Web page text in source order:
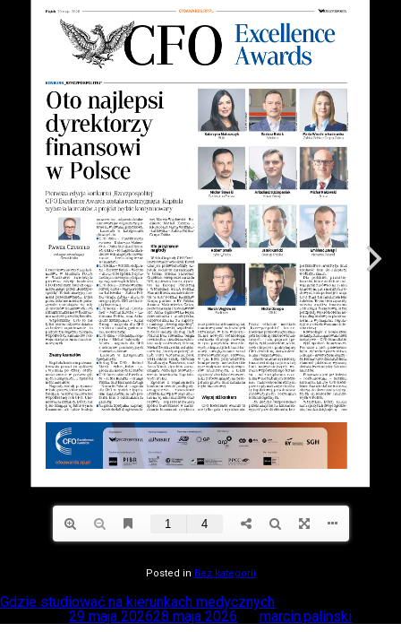
Posted in Bez kategorii
Gdzie studiować na kierunkach medycznych
29 maja 202628 maja 2026 marcin.palinski